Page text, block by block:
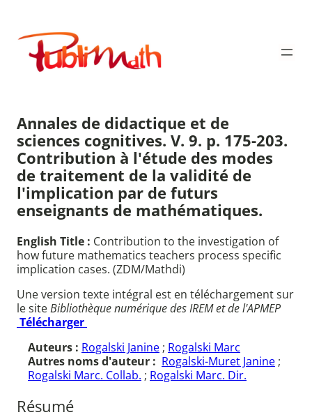
contenu
Publimath
Annales de didactique et de
sciences cognitives. V. 9. p. 175-203.
Contribution à l'étude des modes
de traitement de la validité de
l'implication par de futurs
enseignants de mathématiques.
English Title : Contribution to the investigation of
how future mathematics teachers process specific
implication cases. (ZDM/Mathdi)
Une version texte intégral est en téléchargement sur
le siteBibliothèque numérique des IREM et de l'APMEP
Télécharger
Auteurs : Rogalski Janine ; Rogalski Marc
Autres noms d'auteur : Rogalski-Muret Janine ;
Rogalski Marc. Collab. ; Rogalski Marc. Dir.
Résumé